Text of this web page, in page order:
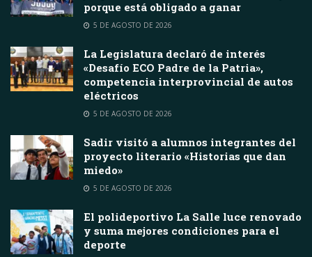
porque está obligado a ganar
5 DE AGOSTO DE 2026
La Legislatura declaró de interés
«Desafío ECO Padre de la Patria»,
competencia interprovincial de autos
eléctricos
5 DE AGOSTO DE 2026
Sadir visitó a alumnos integrantes del
proyecto literario «Historias que dan
miedo»
5 DE AGOSTO DE 2026
El polideportivo La Salle luce renovado
y suma mejores condiciones para el
deporte